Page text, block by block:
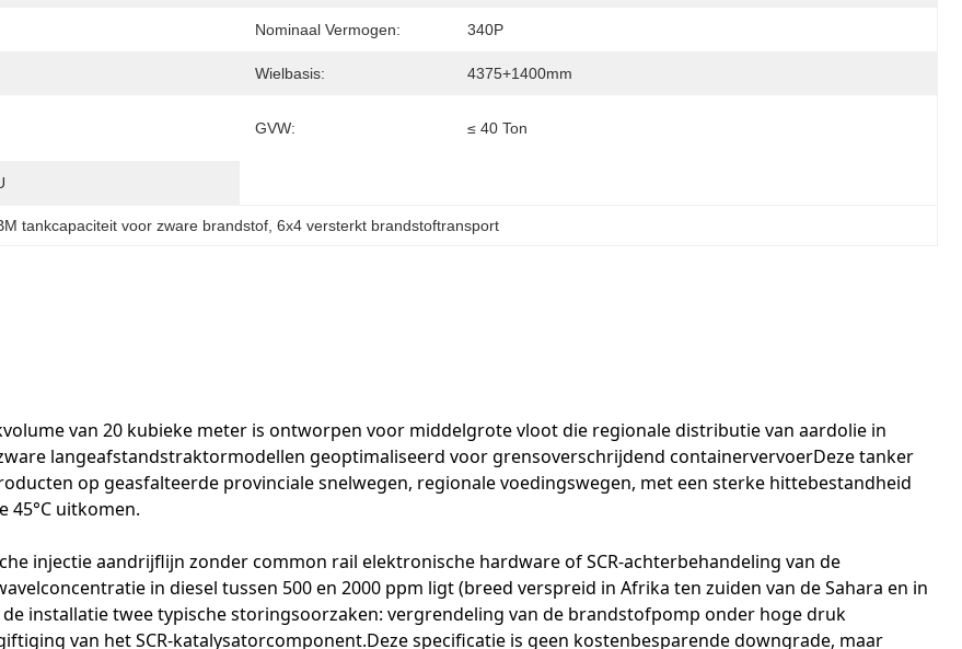
Nominaal Vermogen: 340P
Wielbasis: 4375+1400mm
GVW: ≤ 40 Ton
tankcapaciteit voor zware brandstof 6x4 versterkt brandstoftransport
van 20 kubieke meter is ontworpen voor middelgrote vloot die regionale distributie van aardolie in
langeafstandstraktormodellen geoptimaliseerd voor grensoverschrijdend containervervoerDeze tanker
op geasfalteerde provinciale snelwegen, regionale voedingswegen, met een sterke hittebestandheid
45°C uitkomen.
injectie aandrijflijn zonder common rail elektronische hardware of SCR-achterbehandeling van de
in diesel tussen 500 en 2000 ppm ligt (breed verspreid in Afrika ten zuiden van de Sahara en in
installatie twee typische storingsoorzaken: vergrendeling van de brandstofpomp onder hoge druk
van het SCR-katalysatorcomponent.Deze specificatie is geen kostenbesparende downgrade, maar